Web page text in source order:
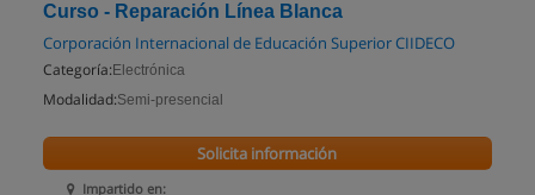
Curso - Reparación Línea Blanca
Corporación Internacional de Educación Superior CIIDECO
Categoría: Electrónica
Modalidad:Semi-presencial
Impartido en:
Solicita información